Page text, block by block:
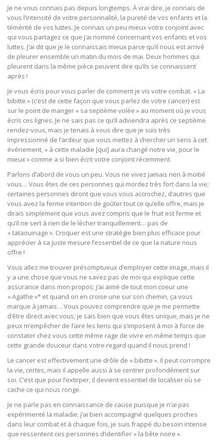
Je ne vous connais pas depuis longtemps. À vrai dire, je connais de
vous l’intensité de votre personnalité, la pureté de vos enfants et la
témérité de vos luttes. Je connais un peu mieux votre conjoint avec
qui vous partagez ce que j’ai nommé concernant vos enfants et vos
luttes. J’ai dit que je le connaissais mieux parce qu’il nous est arrivé
de pleurer ensemble un matin du mois de mai. Deux hommes qui
pleurent dans la même pièce peuvent dire qu’ils se connaissent
après !
Je vous écris pour vous parler de comment je vis votre combat. « La
bibitte » (c’est de cette façon que vous parlez de votre cancer) est
sur le point de manger « sa septième volée » au moment où je vous
écris ces lignes. Je ne sais pas ce qu’il adviendra après ce septième
rendez-vous, mais je tenais à vous dire que je suis très
impressionné de l’ardeur que vous mettez à chercher un sens à cet
événement, « à cette maladie [qui] aura changé notre vie, pour le
mieux » comme a si bien écrit votre conjoint récemment.
Parlons d’abord de vous un peu. Vous ne vivez jamais rien à moitié
vous… Vous êtes de ces personnes qui mordez très fort dans la vie;
certaines personnes diront que vous vous accrochez, d’autres que
vous avez la ferme intention de goûter tout ce qu’elle offre, mais je
dirais simplement que vous avez compris que le fruit est ferme et
qu’il ne sert à rien de le lécher tranquillement… pas de
« tataouinage ». Croquer est une stratégie bien plus efficace pour
apprécier à sa juste mesure l’essentiel de ce que la nature nous
offre !
Vous allez me trouver présomptueux d’employer cette image, mais il
y a une chose que vous ne savez pas de moi qui explique cette
assurance dans mon propos; j’ai aimé de tout mon coeur une
« Agathe »* et quand on en croise une sur son chemin, ça vous
marque à jamais… Vous pouvez comprendre que je me permette
d’être direct avec vous; je sais bien que vous êtes unique, mais je ne
peux m’empêcher de faire les liens qui s’imposent à moi à force de
constater chez vous cette même rage de vivre en même temps que
cette grande douceur dans votre regard quand il nous prend !
Le cancer est effectivement une drôle de « bibitte ». Il peut corrompre
la vie, certes, mais il appelle aussi à se centrer profondément sur
soi. C’est que pour l’extirper, il devient essentiel de localiser où se
cache ce qui nous ronge.
Je ne parle pas en connaissance de cause puisque je n’ai pas
expérimenté la maladie; j’ai bien accompagné quelques proches
dans leur combat et à chaque fois, je suis frappé du besoin intense
que ressentent ces personnes d’identifier « la bête noire ».